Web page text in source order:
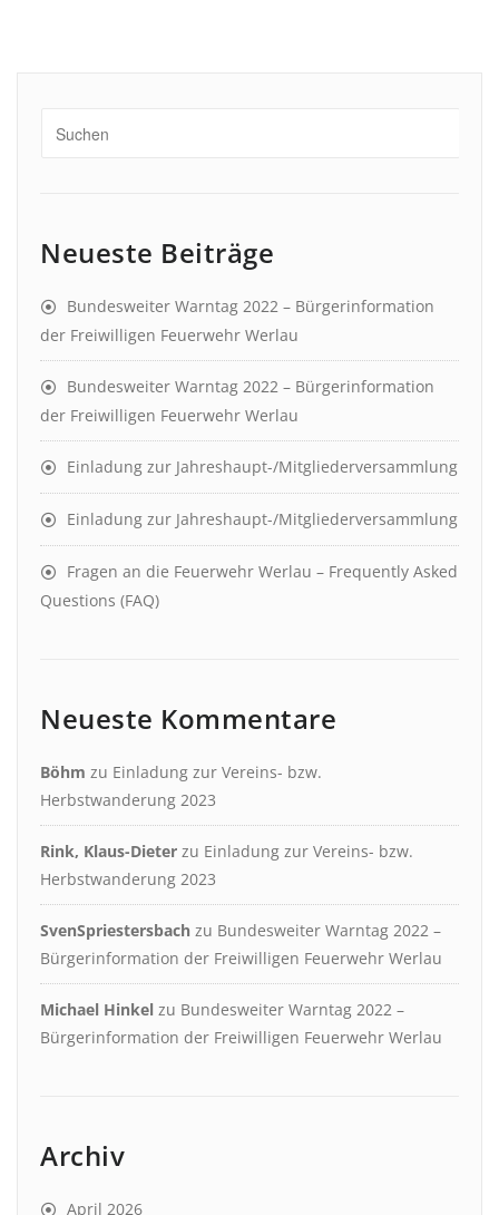
Neueste Beiträge
Bundesweiter Warntag 2022 – Bürgerinformation
der Freiwilligen Feuerwehr Werlau
Bundesweiter Warntag 2022 – Bürgerinformation
der Freiwilligen Feuerwehr Werlau
Einladung zur Jahreshaupt-/Mitgliederversammlung
Einladung zur Jahreshaupt-/Mitgliederversammlung
Fragen an die Feuerwehr Werlau – Frequently Asked
Questions (FAQ)
Neueste Kommentare
Böhm zu Einladung zur Vereins- bzw.
Herbstwanderung 2023
Rink, Klaus-Dieter zu Einladung zur Vereins- bzw.
Herbstwanderung 2023
SvenSpriestersbach zu Bundesweiter Warntag 2022 –
Bürgerinformation der Freiwilligen Feuerwehr Werlau
Michael Hinkel zu Bundesweiter Warntag 2022 –
Bürgerinformation der Freiwilligen Feuerwehr Werlau
Archiv
April 2026